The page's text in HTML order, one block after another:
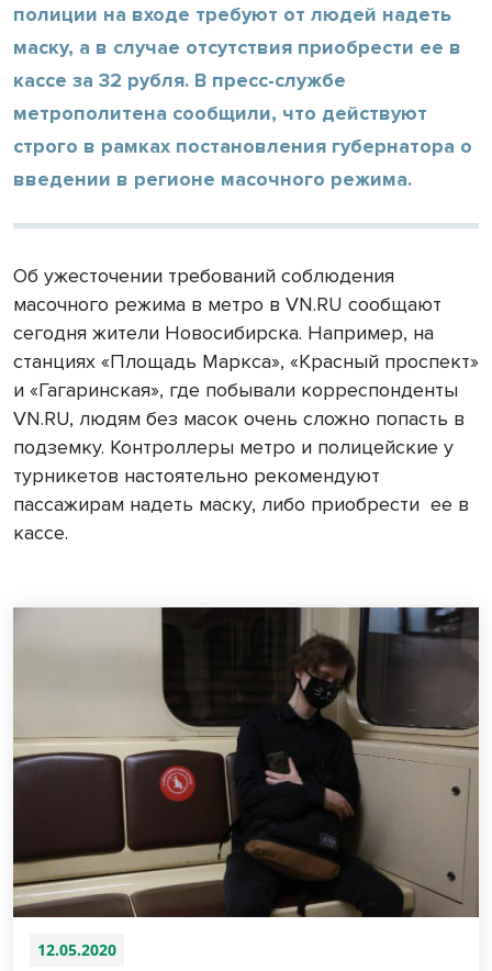
полиции на входе требуют от людей надеть
маску, а в случае отсутствия приобрести ее в
кассе за 32 рубля. В пресс-службе
метрополитена сообщили, что действуют
строго в рамках постановления губернатора о
введении в регионе масочного режима.
Об ужесточении требований соблюдения
масочного режима в метро в VN.RU сообщают
сегодня жители Новосибирска. Например, на
станциях «Площадь Маркса», «Красный проспект»
и «Гагаринская», где побывали корреспонденты
VN.RU, людям без масок очень сложно попасть в
подземку. Контроллеры метро и полицейские у
турникетов настоятельно рекомендуют
пассажирам надеть маску, либо приобрести ее в
кассе.
12.05.2020